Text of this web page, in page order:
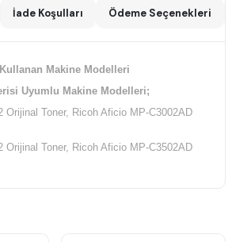
İade Koşulları Ödeme Seçenekleri
Makine Modelleri
Uyumlu Makine Modelleri;
Orijinal Toner, Ricoh Aficio MP-C3002AD
Orijinal Toner, Ricoh Aficio MP-C3502AD